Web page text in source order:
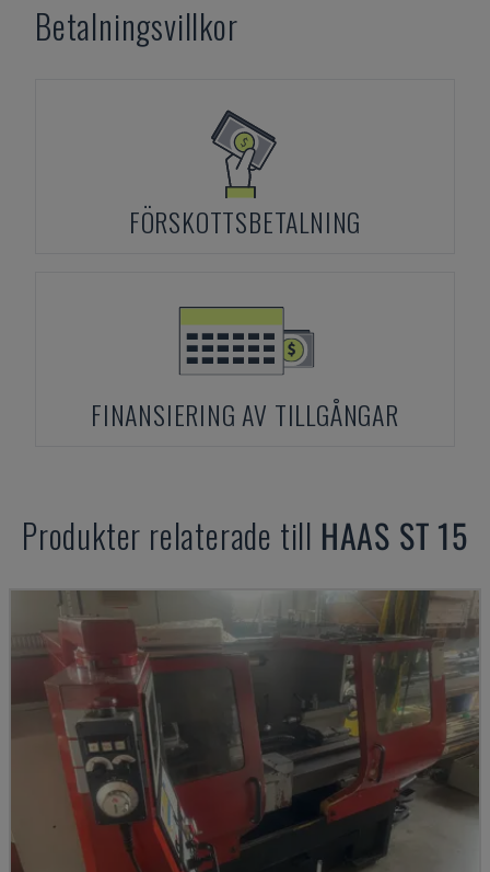
Betalningsvillkor
FÖRSKOTTSBETALNING
FINANSIERING AV TILLGÅNGAR
Produkter relaterade till HAAS ST 15